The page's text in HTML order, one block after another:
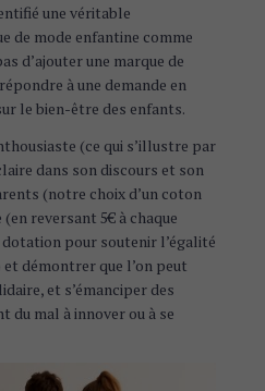
une véritable
de mode enfantine comme
d’ajouter une marque de
à une demande en
le bien-être des enfants.
(ce qui s’illustre par
dans son discours et son
(notre choix d’un coton
reversant 5€ à chaque
pour soutenir l’égalité
démontrer que l’on peut
et s’émanciper des
du mal à innover ou à se